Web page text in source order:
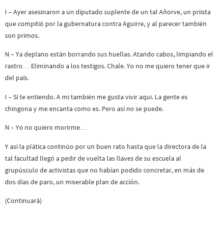
I – Ayer asesinaron a un diputado suplente de un tal Añorve, un priista
que compitió por la gubernatura contra Aguirre, y al parecer también
son primos.
N – Ya deplano están borrando sus huellas. Atando cabos, limpiando el
rastro… Eliminando a los testigos. Chale. Yo no me quiero tener que ir
del país.
I – Sí te entiendo. A mi también me gusta vivir aqui. La gente es
chingona y me encanta como es. Pero así no se puede.
N – Yo no quiero morirme…
Y así la plática continúo por un buen rato hasta que la directora de la
tal facultad llegó a pedir de vuelta las llaves de su escuela al
grupúsculo de activistas que no habían podido concretar, en más de
dos días de paro, un miserable plan de acción.
(Continuará)